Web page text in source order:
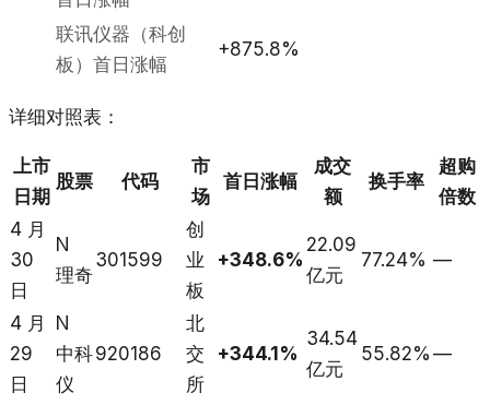
联讯仪器（科创
板）首日涨幅
+875.8%
详细对照表：
上市
日期
股票 代码
市
场
首日涨幅
成交
额
换手率
超购
倍数
4 月
30
日
N
理奇
301599
创
业
板
+348.6%
22.09
亿元
77.24% —
4 月
29
日
N
中科
仪
920186
北
交
所
+344.1%
34.54
亿元
55.82% —